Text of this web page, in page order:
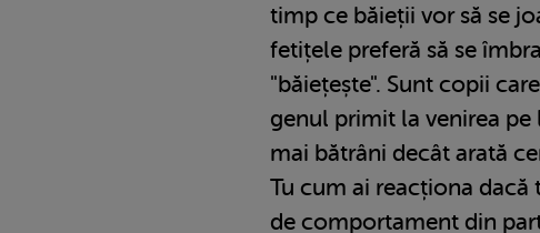
timp ce băieții vor să se
fetițele preferă să se
"băiețește". Sunt copii
genul primit la venirea
mai bătrâni decât arată
Tu cum ai reacționa
de comportament din